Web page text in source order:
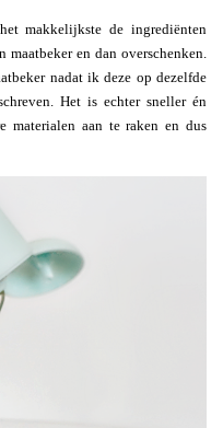
makkelijkste de ingrediënten
en dan overschenken.
nadat ik deze op dezelfde
Het is echter sneller én
materialen aan te raken en dus